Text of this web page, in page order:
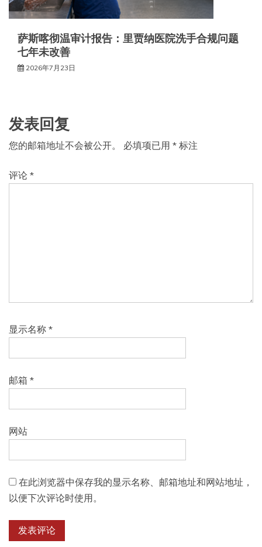
萨斯喀彻温审计报告：里贾纳医院洗手合规问题
七年未改善
2026年7月23日
发表回复
您的邮箱地址不会被公开。 必填项已用 * 标注
评论 *
显示名称 *
邮箱 *
网站
在此浏览器中保存我的显示名称、邮箱地址和网站地址，
以便下次评论时使用。